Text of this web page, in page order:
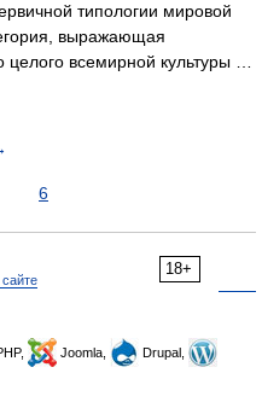
типологии мировой
выражающая
всемирной культуры …
6
18+
Joomla,
Drupal,